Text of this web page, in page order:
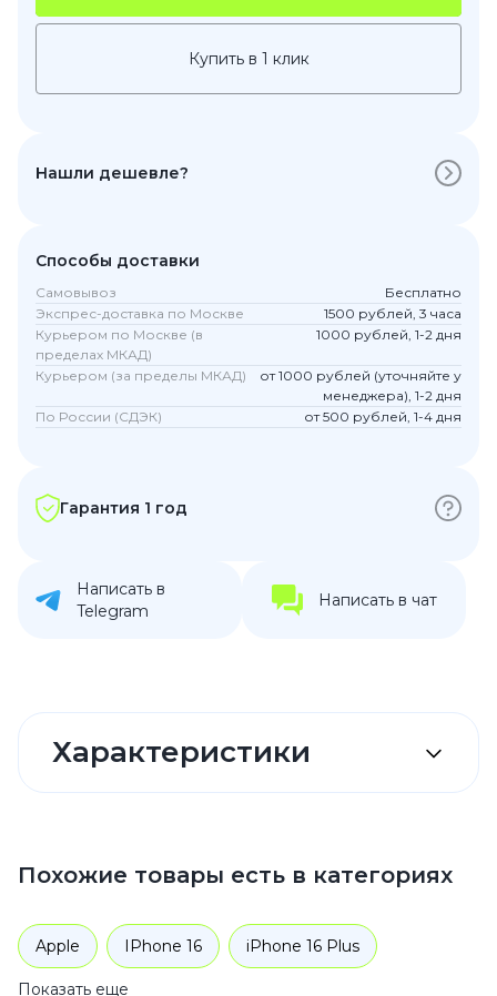
Купить в 1 клик
Нашли дешевле?
Способы доставки
Самовывоз
Бесплатно
Экспрес-доставка по Москве
1500 рублей, 3 часа
Курьером по Москве (в
пределах МКАД)
1000 рублей, 1-2 дня
Курьером (за пределы МКАД)
от 1000 рублей (уточняйте у
менеджера), 1-2 дня
По России (СДЭК)
от 500 рублей, 1-4 дня
Гарантия 1 год
Написать в
Telegram
Написать в чат
Характеристики
Похожие товары есть в категориях
Apple IPhone 16 iPhone 16 Plus
Показать еще